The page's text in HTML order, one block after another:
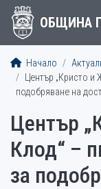
ОБЩИНА
Начало
Център „Кристо и
подобряване на
Център
Клод“ –
за